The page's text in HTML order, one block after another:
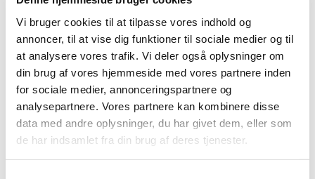
Vi bruger cookies til at tilpasse vores indhold og
annoncer, til at vise dig funktioner til sociale medier og til
at analysere vores trafik. Vi deler også oplysninger om
din brug af vores hjemmeside med vores partnere inden
for sociale medier, annonceringspartnere og
analysepartnere. Vores partnere kan kombinere disse
data med andre oplysninger, du har givet dem, eller som
de har indsamlet fra din brug af deres tjenester.
Søndag 30. august 2026, kl. 08:00
Du vil måske også kunne lide...